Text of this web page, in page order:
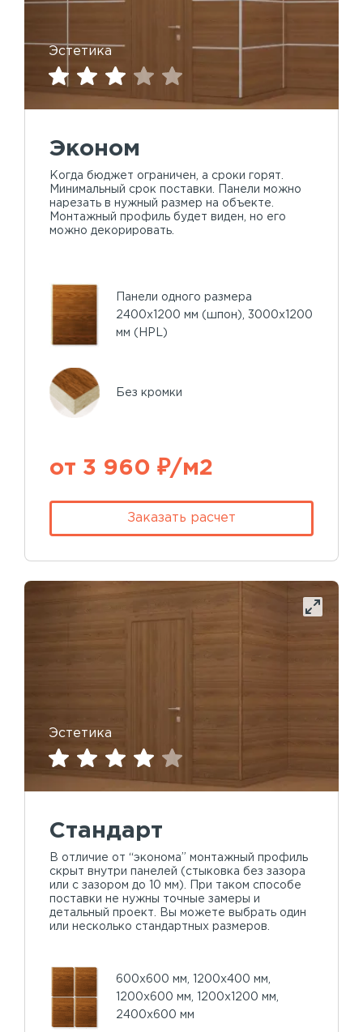
Эстетика
Эконом
Когда бюджет ограничен, а сроки горят.
Минимальный срок поставки. Панели можно
нарезать в нужный размер на объекте.
Монтажный профиль будет виден, но его
можно декорировать.
Панели одного размера
2400х1200 мм (шпон), 3000х1200
мм (HPL)
Без кромки
от 3 960 ₽/м2
Заказать расчет
Эстетика
Стандарт
В отличие от “эконома” монтажный профиль
скрыт внутри панелей (стыковка без зазора
или с зазором до 10 мм). При таком способе
поставки не нужны точные замеры и
детальный проект. Вы можете выбрать один
или несколько стандартных размеров.
600х600 мм, 1200х400 мм,
1200х600 мм, 1200х1200 мм,
2400х600 мм